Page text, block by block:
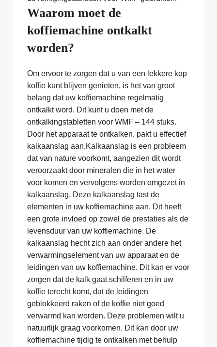
Waarom moet de
koffiemachine ontkalkt
worden?
Om ervoor te zorgen dat u van een lekkere kop
koffie kunt blijven genieten, is het van groot
belang dat uw koffiemachine regelmatig
ontkalkt word. Dit kunt u doen met de
ontkalkingstabletten voor WMF – 144 stuks.
Door het apparaat te ontkalken, pakt u effectief
kalkaanslag aan.Kalkaanslag is een probleem
dat van nature voorkomt, aangezien dit wordt
veroorzaakt door mineralen die in het water
voor komen en vervolgens worden omgezet in
kalkaanslag. Deze kalkaanslag tast de
elementen in uw koffiemachine aan. Dit heeft
een grote invloed op zowel de prestaties als de
levensduur van uw koffiemachine. De
kalkaanslag hecht zich aan onder andere het
verwarmingselement van uw apparaat en de
leidingen van uw koffiemachine. Dit kan er voor
zorgen dat de kalk gaat schilferen en in uw
koffie terecht komt, dat de leidingen
geblokkeerd raken of de koffie niet goed
verwarmd kan worden. Deze problemen wilt u
natuurlijk graag voorkomen. Dit kan door uw
koffiemachine tijdig te ontkalken met behulp